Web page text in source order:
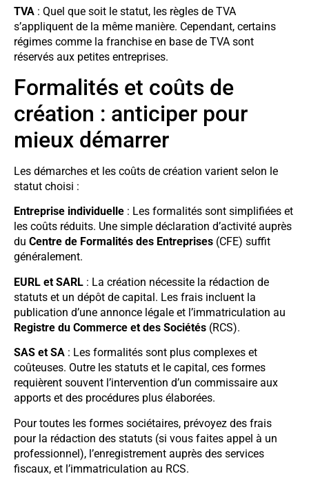
TVA : Quel que soit le statut, les règles de TVA
s’appliquent de la même manière. Cependant, certains
régimes comme la franchise en base de TVA sont
réservés aux petites entreprises.
Formalités et coûts de
création : anticiper pour
mieux démarrer
Les démarches et les coûts de création varient selon le
statut choisi :
Entreprise individuelle : Les formalités sont simplifiées et
les coûts réduits. Une simple déclaration d’activité auprès
du Centre de Formalités des Entreprises (CFE) suffit
généralement.
EURL et SARL : La création nécessite la rédaction de
statuts et un dépôt de capital. Les frais incluent la
publication d’une annonce légale et l’immatriculation au
Registre du Commerce et des Sociétés (RCS).
SAS et SA : Les formalités sont plus complexes et
coûteuses. Outre les statuts et le capital, ces formes
requièrent souvent l’intervention d’un commissaire aux
apports et des procédures plus élaborées.
Pour toutes les formes sociétaires, prévoyez des frais
pour la rédaction des statuts (si vous faites appel à un
professionnel), l’enregistrement auprès des services
fiscaux, et l’immatriculation au RCS.